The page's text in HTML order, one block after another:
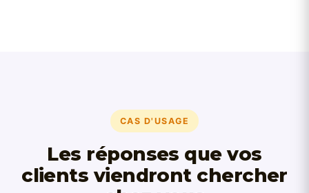
CAS D'USAGE
Les réponses que vos
clients viendront chercher